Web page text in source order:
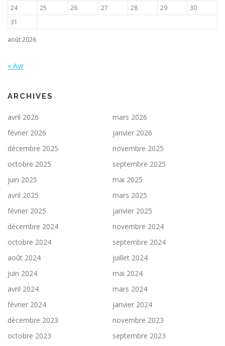
août 2026
24
25 26 27 28 29
30
31
« Avr
ARCHIVES
avril 2026
mars 2026
février 2026
janvier 2026
décembre 2025
novembre 2025
octobre 2025
septembre 2025
juin 2025
mai 2025
avril 2025
mars 2025
février 2025
janvier 2025
décembre 2024
novembre 2024
octobre 2024
septembre 2024
août 2024
juillet 2024
juin 2024
mai 2024
avril 2024
mars 2024
février 2024
janvier 2024
décembre 2023
novembre 2023
octobre 2023
septembre 2023